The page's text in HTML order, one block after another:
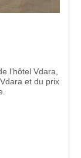
l’hôtel Vdara,
et du prix